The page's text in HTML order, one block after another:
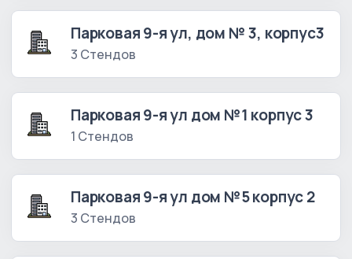
Парковая 9-я ул, дом № 3, корпус3
3 Стендов
Парковая 9-я ул дом №1 корпус 3
1 Стендов
Парковая 9-я ул дом №5 корпус 2
3 Стендов